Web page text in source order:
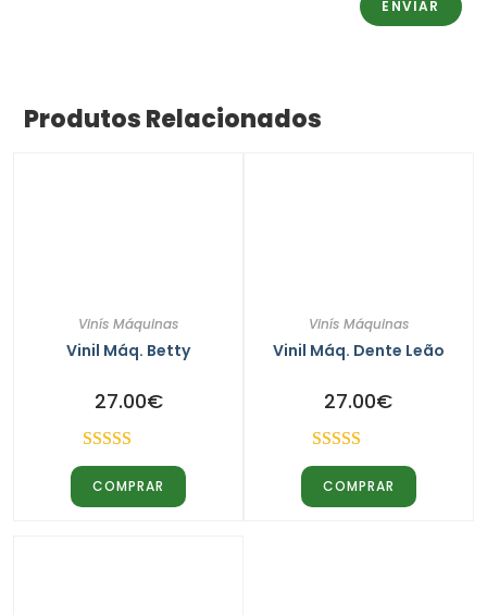
Produtos Relacionados
Vinís Máquinas
Vinil Máq. Betty
27.00€
Avaliação
5.00de 5
COMPRAR
Vinís Máquinas
Vinil Máq. Dente Leão
27.00€
Avaliação
4.00de 5
COMPRAR